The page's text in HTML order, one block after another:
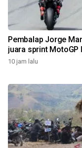
Pembalap Jorge
juara sprint MotoGP
10 jam lalu